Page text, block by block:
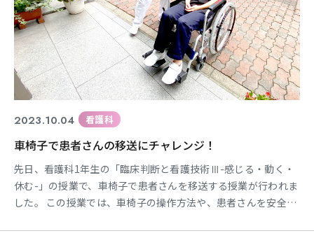
2023.10.04 看護科
車椅子で患者さんの移送にチャレンジ！
先日、看護科1年生の「臨床判断と看護技術Ⅲ-感じる・動く・
休む-」の授業で、車椅子で患者さんを移送する授業が行われま
した。 この授業では、車椅子の操作方法や、患者さんを安全に